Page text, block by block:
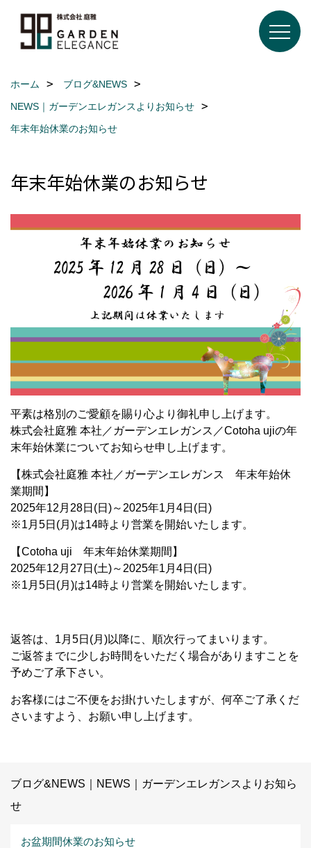
ホーム
ブログ&NEWS
NEWS｜ガーデンエレガンスよりお知らせ
年末年始休業のお知らせ
年末年始休業のお知らせ
平素は格別のご愛顧を賜り心より御礼申し上げます。
株式会社庭雅 本社／ガーデンエレガンス／Cotoha ujiの年
末年始休業についてお知らせ申し上げます。
【株式会社庭雅 本社／ガーデンエレガンス 年末年始休
業期間】
2025年12月28日(日)～2025年1月4日(日)
※1月5日(月)は14時より営業を開始いたします。
【Cotoha uji 年末年始休業期間】
2025年12月27日(土)～2025年1月4日(日)
※1月5日(月)は14時より営業を開始いたします。
返答は、1月5日(月)以降に、順次行ってまいります。
ご返答までに少しお時間をいただく場合がありますことを
予めご了承下さい。
お客様にはご不便をお掛けいたしますが、何卒ご了承くだ
さいますよう、お願い申し上げます。
ブログ&NEWS｜NEWS｜ガーデンエレガンスよりお知ら
せ
お盆期間休業のお知らせ